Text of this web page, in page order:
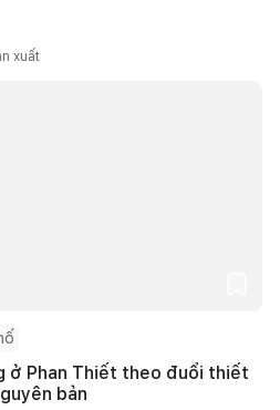
xuất
ở Phan Thiết theo đuổi thiết
bản